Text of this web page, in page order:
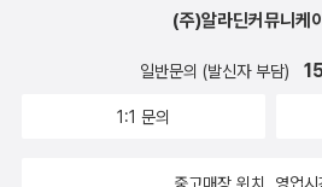
(주)알라딘커뮤니케
일반문의 (발신자 부담)
1:1 문의